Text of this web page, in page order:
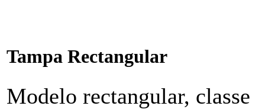
Tampa Rectangular
Modelo rectangular, classe